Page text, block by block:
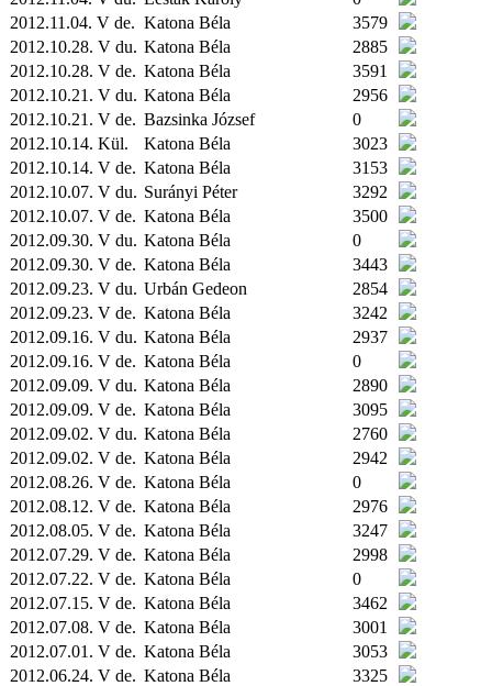
2012.11.04. V de. Katona Béla
3579
2012.10.28. V du. Katona Béla
2885
2012.10.28. V de. Katona Béla
3591
2012.10.21. V du. Katona Béla
2956
2012.10.21. V de. Bazsinka József
0
2012.10.14. Kül. Katona Béla
3023
2012.10.14. V de. Katona Béla
3153
2012.10.07. V du. Surányi Péter
3292
2012.10.07. V de. Katona Béla
3500
2012.09.30. V du. Katona Béla
0
2012.09.30. V de. Katona Béla
3443
2012.09.23. V du. Urbán Gedeon
2854
2012.09.23. V de. Katona Béla
3242
2012.09.16. V du. Katona Béla
2937
2012.09.16. V de. Katona Béla
0
2012.09.09. V du. Katona Béla
2890
2012.09.09. V de. Katona Béla
3095
2012.09.02. V du. Katona Béla
2760
2012.09.02. V de. Katona Béla
2942
2012.08.26. V de. Katona Béla
0
2012.08.12. V de. Katona Béla
2976
2012.08.05. V de. Katona Béla
3247
2012.07.29. V de. Katona Béla
2998
2012.07.22. V de. Katona Béla
0
2012.07.15. V de. Katona Béla
3462
2012.07.08. V de. Katona Béla
3001
2012.07.01. V de. Katona Béla
3053
2012.06.24. V de. Katona Béla
3325